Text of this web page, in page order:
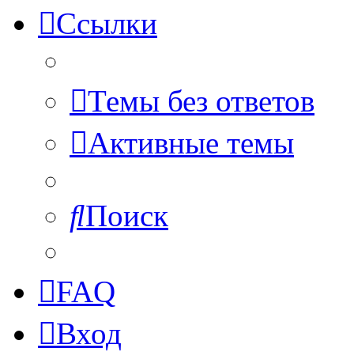
Ссылки
Темы без ответов
Активные темы
Поиск
FAQ
Вход